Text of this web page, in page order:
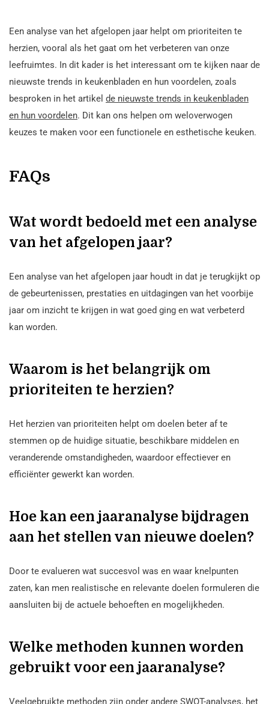
Een analyse van het afgelopen jaar helpt om prioriteiten te
herzien, vooral als het gaat om het verbeteren van onze
leefruimtes. In dit kader is het interessant om te kijken naar de
nieuwste trends in keukenbladen en hun voordelen, zoals
besproken in het artikel de nieuwste trends in keukenbladen
en hun voordelen. Dit kan ons helpen om weloverwogen
keuzes te maken voor een functionele en esthetische keuken.
FAQs
Wat wordt bedoeld met een analyse
van het afgelopen jaar?
Een analyse van het afgelopen jaar houdt in dat je terugkijkt op
de gebeurtenissen, prestaties en uitdagingen van het voorbije
jaar om inzicht te krijgen in wat goed ging en wat verbeterd
kan worden.
Waarom is het belangrijk om
prioriteiten te herzien?
Het herzien van prioriteiten helpt om doelen beter af te
stemmen op de huidige situatie, beschikbare middelen en
veranderende omstandigheden, waardoor effectiever en
efficiënter gewerkt kan worden.
Hoe kan een jaaranalyse bijdragen
aan het stellen van nieuwe doelen?
Door te evalueren wat succesvol was en waar knelpunten
zaten, kan men realistische en relevante doelen formuleren die
aansluiten bij de actuele behoeften en mogelijkheden.
Welke methoden kunnen worden
gebruikt voor een jaaranalyse?
Veelgebruikte methoden zijn onder andere SWOT-analyses, het